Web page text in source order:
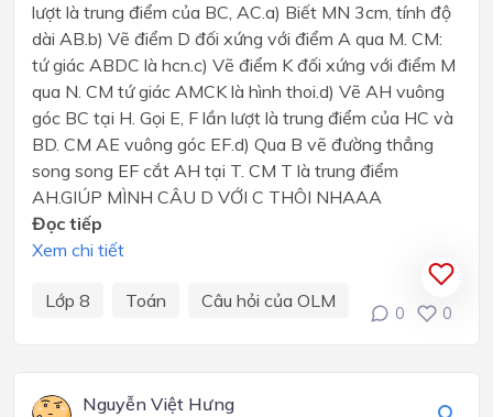
lượt là trung điểm của BC, AC.a) Biết MN 3cm, tính độ
dài AB.b) Vẽ điểm D đối xứng với điểm A qua M. CM:
tứ giác ABDC là hcn.c) Vẽ điểm K đối xứng với điểm M
qua N. CM tứ giác AMCK là hình thoi.d) Vẽ AH vuông
góc BC tại H. Gọi E, F lần lượt là trung điểm của HC và
BD. CM AE vuông góc EF.d) Qua B vẽ đường thẳng
song song EF cắt AH tại T. CM T là trung điểm
AH.GIÚP MÌNH CÂU D VỚI C THÔI NHAAA
Đọc tiếp
Xem chi tiết
Lớp 8 Toán Câu hỏi của OLM
0 0
Nguyễn Việt Hưng